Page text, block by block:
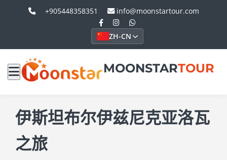
+905448358351 info@moonstartour.com
ZH-CN
MOONSTARTOUR
伊斯坦布尔伊兹尼克亚洛瓦
之旅